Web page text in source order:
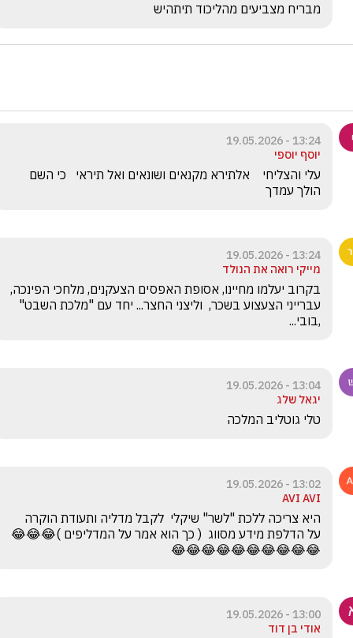
מבריח מצביעים מהליכוד תיתהיש
13:24 - 19.05.2026
יוסף יוספי
הולך עמדך
13:24 - 19.05.2026
מייקי רואה את הנולד
,בובי...
13:04 - 19.05.2026
יגאל שלג
טלי גוטליב המלכה
13:02 - 19.05.2026
AVI AVI
😂😂😂😂😂😂😂😂😂😂
13:00 - 19.05.2026
אודי בן דוד